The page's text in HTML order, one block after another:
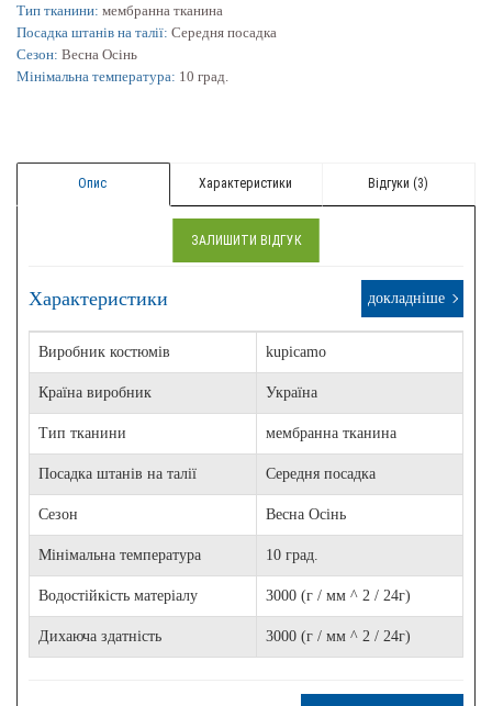
Тип тканини: мембранна тканина
Посадка штанів на талії: Середня посадка
Сезон: Весна Осінь
Мінімальна температура: 10 град.
ЗАЛИШИТИ ВІДГУК
Опис Характеристики Відгуки (3)
Характеристики докладніше
Виробник костюмів kupicamo
Країна виробник Україна
Тип тканини мембранна тканина
Посадка штанів на талії Середня посадка
Сезон Весна Осінь
Мінімальна температура 10 град.
Водостійкість матеріалу 3000 (г / мм ^ 2 / 24г)
Дихаюча здатність 3000 (г / мм ^ 2 / 24г)